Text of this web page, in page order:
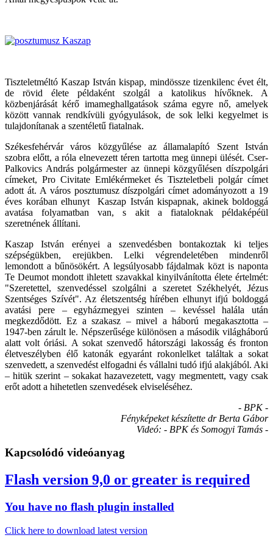
Tiszteletméltó Kaszap István kispap, mindössze tizenkilenc évet élt,
de rövid élete példaként szolgál a katolikus hívőknek. A
közbenjárását kérő imameghallgatások száma egyre nő, amelyek
között vannak rendkívüli gyógyulások, de sok lelki kegyelmet is
tulajdonítanak a szentéletű fiatalnak.
Székesfehérvár város közgyűlése az államalapító Szent István
szobra előtt, a róla elnevezett téren tartotta meg ünnepi ülését. Cser-
Palkovics András polgármester az ünnepi közgyűlésen díszpolgári
címeket, Pro Civitate Emlékérmeket és Tiszteletbeli polgár címet
adott át. A város posztumusz díszpolgári címet adományozott a 19
éves korában elhunyt Kaszap István kispapnak, akinek boldoggá
avatása folyamatban van, s akit a fiataloknak példaképéül
szeretnének állítani.
Kaszap István erényei a szenvedésben bontakoztak ki teljes
szépségükben, erejükben. Lelki végrendeletében mindenről
lemondott a bűnösökért. A legsúlyosabb fájdalmak közt is naponta
Te Deumot mondott ihletett szavakkal kinyilvánította élete értelmét:
"Szeretettel, szenvedéssel szolgálni a szeretet Székhelyét, Jézus
Szentséges Szívét". Az életszentség hírében elhunyt ifjú boldoggá
avatási pere – egyházmegyei szinten – kevéssel halála után
megkezdődött. Ez a szakasz – mivel a háború megakasztotta –
1947-ben zárult le. Népszerűsége különösen a második világháború
alatt volt óriási. A sokat szenvedő hátországi lakosság és fronton
életveszélyben élő katonák egyaránt rokonlelket találtak a sokat
szenvedett, a szenvedést elfogadni és vállalni tudó ifjú alakjából. Aki
– hitük szerint – sokakat hazavezetett, vagy megmentett, vagy csak
erőt adott a hihetetlen szenvedések elviseléséhez.
- BPK -
Fényképeket készítette dr Berta Gábor
Videó: - BPK és Somogyi Tamás -
Kapcsolódó videóanyag
Flash version 9,0 or greater is required
You have no flash plugin installed
Click here to download latest version